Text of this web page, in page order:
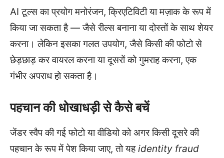
AI टूल्स का प्रयोग मनोरंजन, क्रिएटिविटी या मज़ाक के रूप में
किया जा सकता है — जैसे रील्स बनाना या दोस्तों के साथ शेयर
करना। लेकिन इसका गलत उपयोग, जैसे किसी की फोटो से
छेड़छाड़ कर वायरल करना या दूसरों को गुमराह करना, एक
गंभीर अपराध हो सकता है।
पहचान की धोखाधड़ी से कैसे बचें
जेंडर स्वैप की गई फोटो या वीडियो को अगर किसी दूसरे की
पहचान के रूप में पेश किया जाए, तो यहidentity fraud